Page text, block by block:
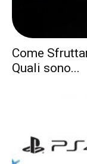
Come
Quali sono...